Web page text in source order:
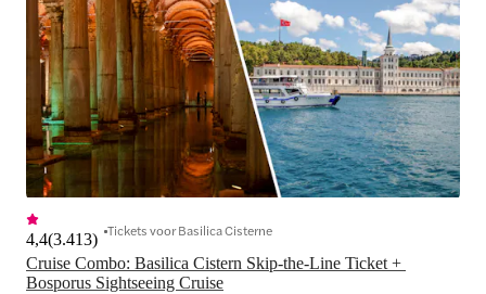
Cruise Combo: Basilica Cistern Skip-the-Line Ticket +
Bosporus Sightseeing Cruise
4,4(3.413) Tickets voor Basilica Cisterne